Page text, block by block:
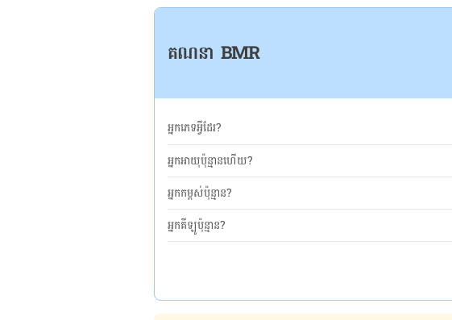
គណនា BMR
អ្នកភេទអ្វីដែរ?
អ្នកអាយុប៉ុន្មានហើយ?
អ្នកកម្ពស់ប៉ុន្មាន?
អ្នកគីឡូប៉ុន្មាន?